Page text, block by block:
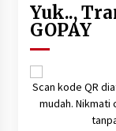
Yuk..,
GOPAY
Scan kode QR
mudah. Nikmati